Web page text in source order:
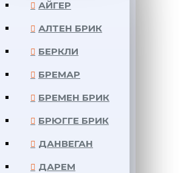
АЙГЕР
АЛТЕН БРИК
БЕРКЛИ
БРЕМАР
БРЕМЕН БРИК
БРЮГГЕ БРИК
ДАНВЕГАН
ДАРЕМ